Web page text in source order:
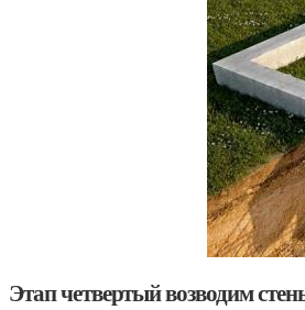
Этап четвертый возводим